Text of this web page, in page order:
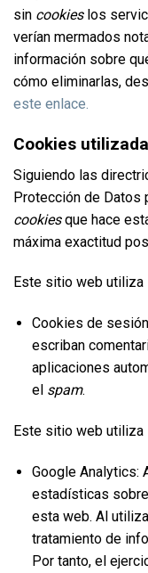
sin cookieslos
verían mermados
información sobre
cómo eliminarlas,
este enlace.
Cookies
Siguiendo las
Protección de Datos
cookiesque hace
máxima exactitud
Este sitio web
Cookies de
escriban
aplicaciones
el spam.
Este sitio web utiliza
Google Analytics:
estadísticas
esta web. Al
tratamiento de
Por tanto, el